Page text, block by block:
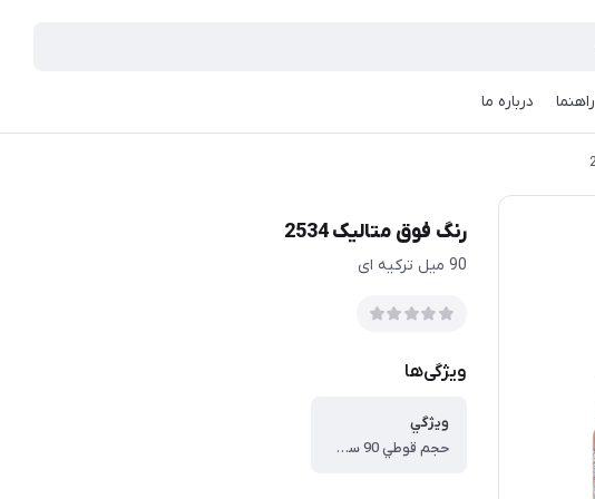
راهنما درباره ما
رنگ فوق متالیک 2534
90 میل ترکیه ای
ویژگی‌ها
ويژگي
حجم قوطي 90 سي سي ، پايه آب ، قابل استفاده روي همه سطوح ، ضد آب ، ضد حرارت ، پوشش دهي فوق العاده ، تنوع رنگ بسيار بالا و جذاب ، درخشندگي بالا